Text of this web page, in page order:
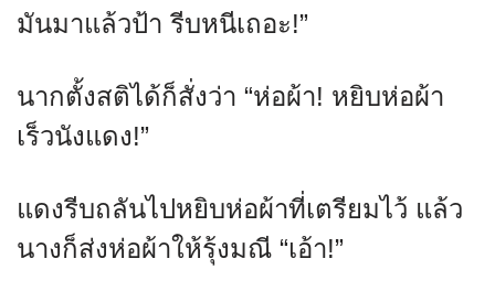
มันมาแล้วป้า รีบหนีเถอะ!”
นากตั้งสติได้ก็สั่งว่า “ห่อผ้า! หยิบห่อผ้า
เร็วนังแดง!”
แดงรีบถลันไปหยิบห่อผ้าที่เตรียมไว้ แล้ว
นางก็ส่งห่อผ้าให้รุ้งมณี “เอ้า!”